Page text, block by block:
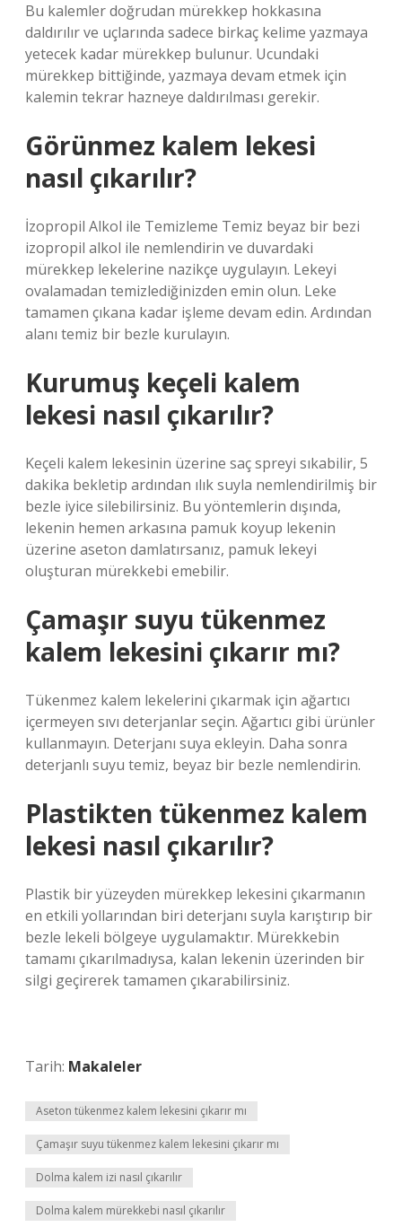
Bu kalemler doğrudan mürekkep hokkasına
daldırılır ve uçlarında sadece birkaç kelime yazmaya
yetecek kadar mürekkep bulunur. Ucundaki
mürekkep bittiğinde, yazmaya devam etmek için
kalemin tekrar hazneye daldırılması gerekir.
Görünmez kalem lekesi
nasıl çıkarılır?
İzopropil Alkol ile Temizleme Temiz beyaz bir bezi
izopropil alkol ile nemlendirin ve duvardaki
mürekkep lekelerine nazikçe uygulayın. Lekeyi
ovalamadan temizlediğinizden emin olun. Leke
tamamen çıkana kadar işleme devam edin. Ardından
alanı temiz bir bezle kurulayın.
Kurumuş keçeli kalem
lekesi nasıl çıkarılır?
Keçeli kalem lekesinin üzerine saç spreyi sıkabilir, 5
dakika bekletip ardından ılık suyla nemlendirilmiş bir
bezle iyice silebilirsiniz. Bu yöntemlerin dışında,
lekenin hemen arkasına pamuk koyup lekenin
üzerine aseton damlatırsanız, pamuk lekeyi
oluşturan mürekkebi emebilir.
Çamaşır suyu tükenmez
kalem lekesini çıkarır mı?
Tükenmez kalem lekelerini çıkarmak için ağartıcı
içermeyen sıvı deterjanlar seçin. Ağartıcı gibi ürünler
kullanmayın. Deterjanı suya ekleyin. Daha sonra
deterjanlı suyu temiz, beyaz bir bezle nemlendirin.
Plastikten tükenmez kalem
lekesi nasıl çıkarılır?
Plastik bir yüzeyden mürekkep lekesini çıkarmanın
en etkili yollarından biri deterjanı suyla karıştırıp bir
bezle lekeli bölgeye uygulamaktır. Mürekkebin
tamamı çıkarılmadıysa, kalan lekenin üzerinden bir
silgi geçirerek tamamen çıkarabilirsiniz.
Tarih: Makaleler
Aseton tükenmez kalem lekesini çıkarır mı
Çamaşır suyu tükenmez kalem lekesini çıkarır mı
Dolma kalem izi nasıl çıkarılır
Dolma kalem mürekkebi nasıl çıkarılır